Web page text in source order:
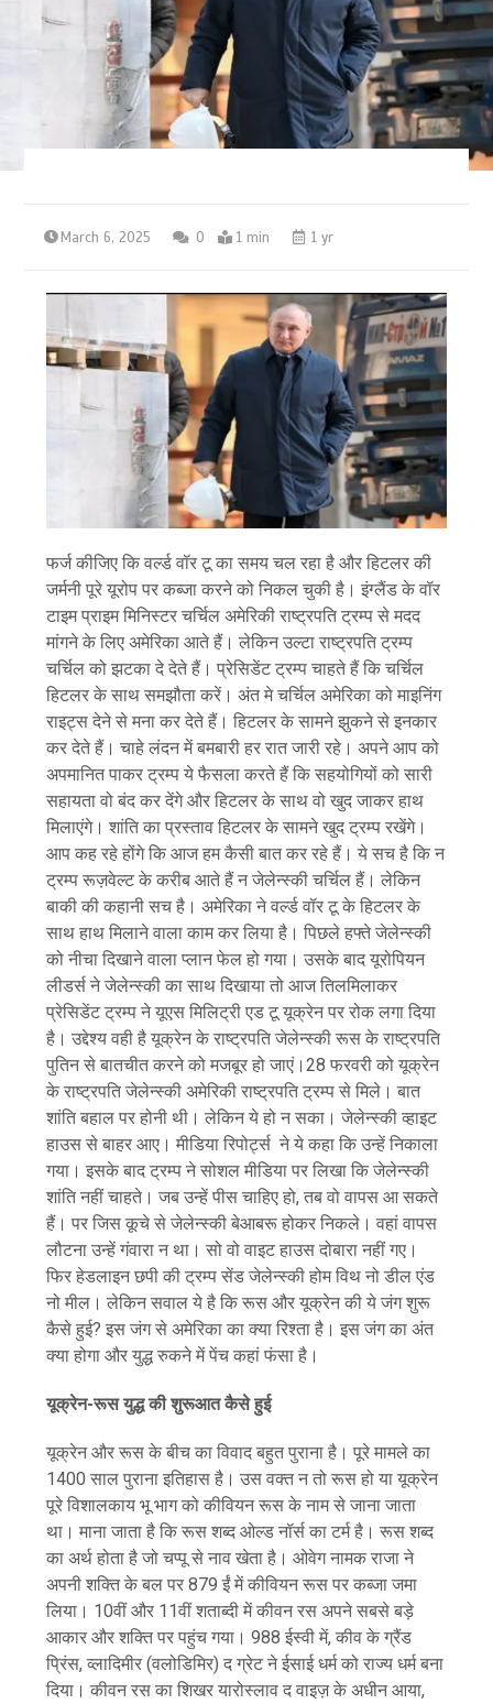
March 6, 2025 0 1 min 1 yr
फर्ज कीजिए कि वर्ल्ड वॉर टू का समय चल रहा है और हिटलर की
जर्मनी पूरे यूरोप पर कब्जा करने को निकल चुकी है। इंग्लैंड के वॉर
टाइम प्राइम मिनिस्टर चर्चिल अमेरिकी राष्ट्रपति ट्रम्प से मदद
मांगने के लिए अमेरिका आते हैं। लेकिन उल्टा राष्ट्रपति ट्रम्प
चर्चिल को झटका दे देते हैं। प्रेसिडेंट ट्रम्प चाहते हैं कि चर्चिल
हिटलर के साथ समझौता करें। अंत मे चर्चिल अमेरिका को माइनिंग
राइट्स देने से मना कर देते हैं। हिटलर के सामने झुकने से इनकार
कर देते हैं। चाहे लंदन में बमबारी हर रात जारी रहे। अपने आप को
अपमानित पाकर ट्रम्प ये फैसला करते हैं कि सहयोगियों को सारी
सहायता वो बंद कर देंगे और हिटलर के साथ वो खुद जाकर हाथ
मिलाएंगे। शांति का प्रस्ताव हिटलर के सामने खुद ट्रम्प रखेंगे।
आप कह रहे होंगे कि आज हम कैसी बात कर रहे हैं। ये सच है कि न
ट्रम्प रूज़वेल्ट के करीब आते हैं न जेलेन्स्की चर्चिल हैं। लेकिन
बाकी की कहानी सच है। अमेरिका ने वर्ल्ड वॉर टू के हिटलर के
साथ हाथ मिलाने वाला काम कर लिया है। पिछले हफ्ते जेलेन्स्की
को नीचा दिखाने वाला प्लान फेल हो गया। उसके बाद यूरोपियन
लीडर्स ने जेलेन्स्की का साथ दिखाया तो आज तिलमिलाकर
प्रेसिडेंट ट्रम्प ने यूएस मिलिट्री एड टू यूक्रेन पर रोक लगा दिया
है। उद्देश्य वही है यूक्रेन के राष्ट्रपति जेलेन्स्की रूस के राष्ट्रपति
पुतिन से बातचीत करने को मजबूर हो जाएं।28 फरवरी को यूक्रेन
के राष्ट्रपति जेलेन्स्की अमेरिकी राष्ट्रपति ट्रम्प से मिले। बात
शांति बहाल पर होनी थी। लेकिन ये हो न सका। जेलेन्स्की व्हाइट
हाउस से बाहर आए। मीडिया रिपोर्ट्स ने ये कहा कि उन्हें निकाला
गया। इसके बाद ट्रम्प ने सोशल मीडिया पर लिखा कि जेलेन्स्की
शांति नहीं चाहते। जब उन्हें पीस चाहिए हो, तब वो वापस आ सकते
हैं। पर जिस कूचे से जेलेन्स्की बेआबरू होकर निकले। वहां वापस
लौटना उन्हें गंवारा न था। सो वो वाइट हाउस दोबारा नहीं गए।
फिर हेडलाइन छपी की ट्रम्प सेंड जेलेन्स्की होम विथ नो डील एंड
नो मील। लेकिन सवाल ये है कि रूस और यूक्रेन की ये जंग शुरू
कैसे हुई? इस जंग से अमेरिका का क्या रिश्ता है। इस जंग का अंत
क्या होगा और युद्ध रुकने में पेंच कहां फंसा है।
यूक्रेन-रूस युद्ध की शुरूआत कैसे हुई
यूक्रेन और रूस के बीच का विवाद बहुत पुराना है। पूरे मामले का
1400 साल पुराना इतिहास है। उस वक्त न तो रूस हो या यूक्रेन
पूरे विशालकाय भू भाग को कीवियन रूस के नाम से जाना जाता
था। माना जाता है कि रूस शब्द ओल्ड नॉर्स का टर्म है। रूस शब्द
का अर्थ होता है जो चप्पू से नाव खेता है। ओवेग नामक राजा ने
अपनी शक्ति के बल पर 879 ईं में कीवियन रूस पर कब्जा जमा
लिया। 10वीं और 11वीं शताब्दी में कीवन रस अपने सबसे बड़े
आकार और शक्ति पर पहुंच गया। 988 ईस्वी में, कीव के ग्रैंड
प्रिंस, व्लादिमीर (वलोडिमिर) द ग्रेट ने ईसाई धर्म को राज्य धर्म बना
दिया। कीवन रस का शिखर यारोस्लाव द वाइज़ के अधीन आया,